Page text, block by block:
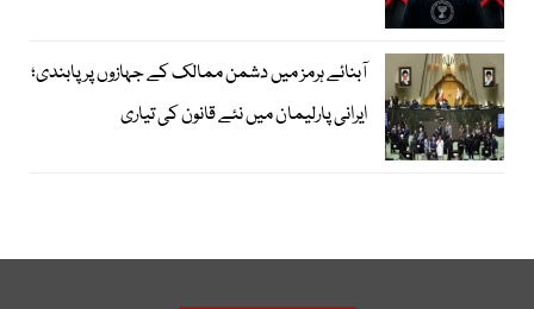
آبنائے ہرمز میں دشمن ممالک کے جہازوں پر پابندی؛
ایرانی پارلیمان میں نئے قانون کی تیاری